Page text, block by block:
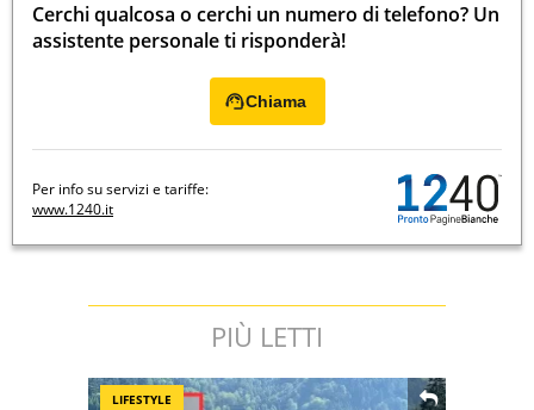
Cerchi qualcosa o cerchi un numero di telefono? Un
assistente personale ti risponderà!
Chiama
Per info su servizi e tariffe:
www.1240.it
PIÙ LETTI
LIFESTYLE